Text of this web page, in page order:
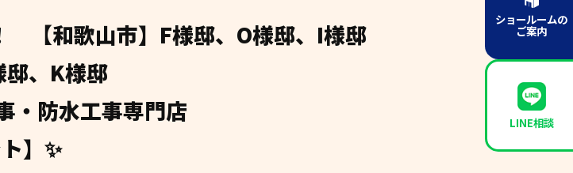
【和歌山市】F様邸、O様邸、I様邸
、K様邸
・防水工事専門店
】✨
ショールームの
ご案内
LINE相談